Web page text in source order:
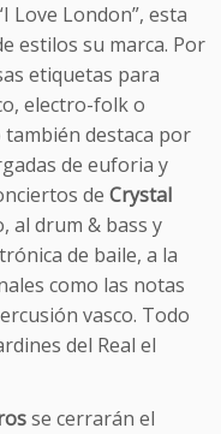
Love London”, esta
estilos su marca. Por
etiquetas para
electro-folk o
destaca por
de euforia y
de Crystal
al drum & bass y
de baile, a la
como las notas
vasco. Todo
del Real el
se cerrarán el